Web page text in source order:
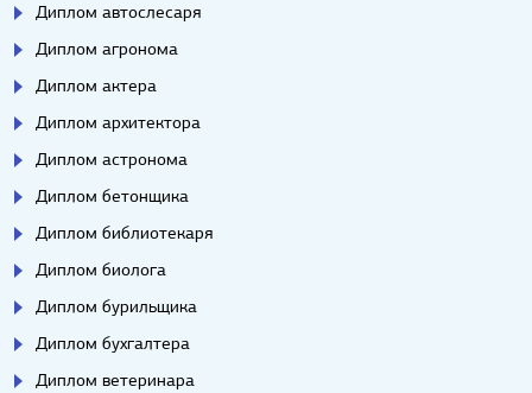
Диплом автослесаря
Диплом агронома
Диплом актера
Диплом архитектора
Диплом астронома
Диплом бетонщика
Диплом библиотекаря
Диплом биолога
Диплом бурильщика
Диплом бухгалтера
Диплом ветеринара